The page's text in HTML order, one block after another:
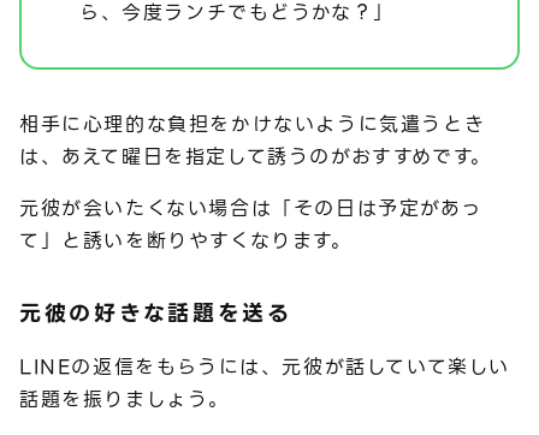
ら、今度ランチでもどうかな？」
相手に心理的な負担をかけないように気遣うとき
は、あえて曜日を指定して誘うのがおすすめです。
元彼が会いたくない場合は「その日は予定があっ
て」と誘いを断りやすくなります。
元彼の好きな話題を送る
LINEの返信をもらうには、元彼が話していて楽しい
話題を振りましょう。